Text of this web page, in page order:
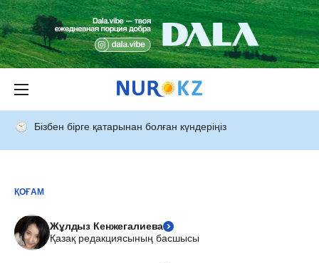
Бізбен бірге қатарынан болған күндеріңіз
ҚОҒАМ
Жұлдыз Кенжегалиева
Қазақ редакциясының басшысы